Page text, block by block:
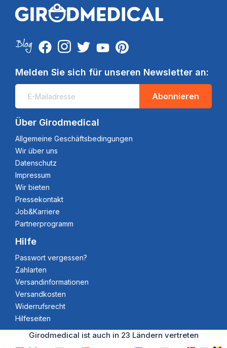
Melden Sie sich für unseren Newsletter an:
Abonnieren
Über Girodmedical
Allgemeine Geschäftsbedingungen
Wir über uns
Datenschutz
Impressum
Wir bieten
Pressekontakt
Job&Karriere
Partnerprogramm
Hilfe
Passwort vergessen?
Zahlarten
Versandinformationen
Versandkosten
Widerrufsrecht
Hilfeseiten
Girodmedical ist auch in 23 Ländern vertreten